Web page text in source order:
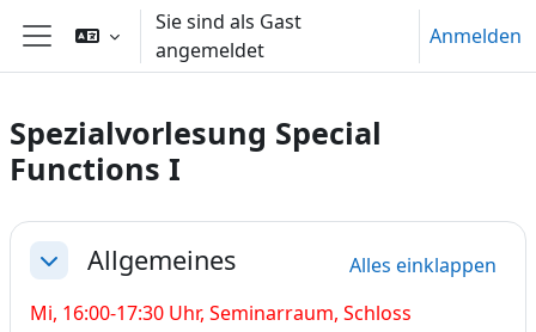
Zum Hauptinhalt
Website-Übersicht
Sie sind als Gast
angemeldet
Anmelden
Spezialvorlesung Special
Functions I
Abschnittsübersicht
EinklappenAllgemeines
Alles einklappen
Mi, 16:00-17:30 Uhr, Seminarraum, Schloss